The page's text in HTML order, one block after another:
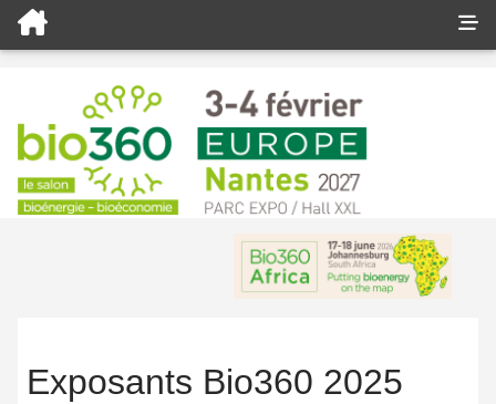
Exposants Bio360 2025